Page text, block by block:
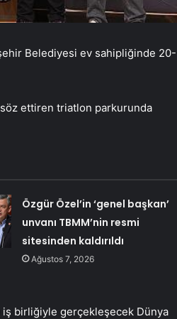
Belediyesi ev sahipliğinde 20-
söz ettiren triatlon parkurunda
Özgür Özel’in ‘genel başkan’
unvanı TBMM’nin resmi
sitesinden kaldırıldı
Ağustos 7, 2026
birliğiyle gerçekleşecek Dünya